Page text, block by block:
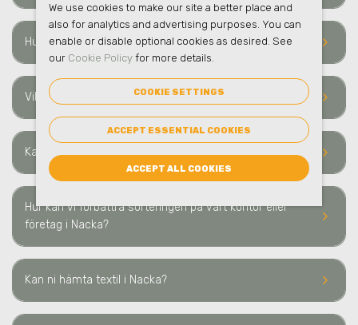
keyboard_arrow_right
Hur ofta sker hämtning av avfall i Nacka?
keyboard_arrow_right
Vilka typer av avfall och material kan ni hämta i Nacka?
keyboard_arrow_right
Kan ni hantera farligt avfall i Nacka?
keyboard_arrow_right
Hur kan vi förbättra sorteringen på vårt kontor eller
företag i Nacka?
keyboard_arrow_right
Kan ni hämta textil i Nacka?
We use cookies to make our site a better place and
also for analytics and advertising purposes. You can
enable or disable optional cookies as desired. See
our Cookie Policyfor more details.
COOKIE SETTINGS
ACCEPT ESSENTIAL COOKIES
ACCEPT ALL COOKIES